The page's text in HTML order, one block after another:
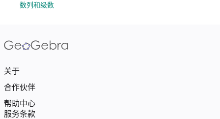
数列和级数
关于
合作伙伴
帮助中心
服务条款